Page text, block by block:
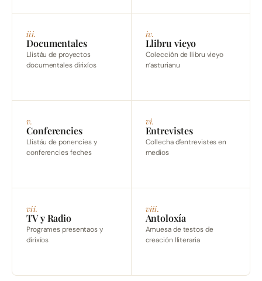
iii.
Documentales
Llistáu de proyectos
documentales dirixíos
iv.
Llibru vieyo
Colección de llibru vieyo
n’asturianu
v.
Conferencies
Llistáu de ponencies y
conferencies feches
vi.
Entrevistes
Collecha d’entrevistes en
medios
vii.
TV y Radio
Programes presentaos y
dirixíos
viii.
Antoloxía
Amuesa de testos de
creación lliteraria